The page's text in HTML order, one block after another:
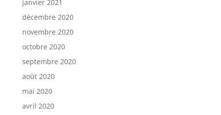
janvier 2021
décembre 2020
novembre 2020
octobre 2020
septembre 2020
août 2020
mai 2020
avril 2020